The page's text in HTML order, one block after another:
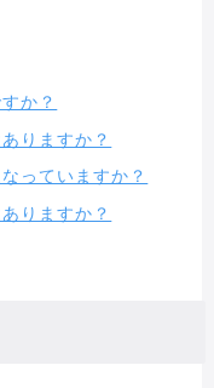
か？
りますか？
っていますか？
りますか？